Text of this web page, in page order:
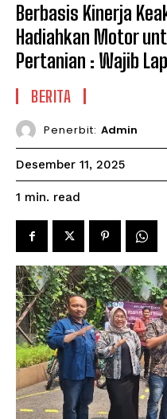
Berbasis Kinerja
Hadiahkan Motor
Pertanian : Wajib
BERITA
Penerbit: Admin
Desember 11, 2025
1 min. read